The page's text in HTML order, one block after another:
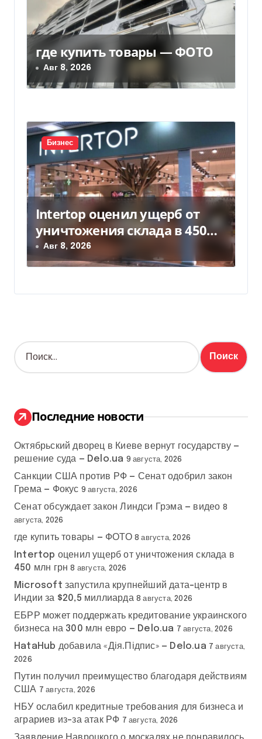
где купить товары — ФОТО
Авг 8, 2026
Бизнес
Intertop оценил ущерб от
уничтожения склада в 450
млн грн
Авг 8, 2026
Н
а
:
Последние новости
Октябрьский дворец в Киеве вернут государству —
решение суда — Delo.ua 9 августа, 2026
Санкции США против РФ — Сенат одобрил закон
Грема — Фокус 9 августа, 2026
Сенат обсуждает закон Линдси Грэма — видео 8
августа, 2026
где купить товары — ФОТО 8 августа, 2026
Intertop оценил ущерб от уничтожения склада в
450 млн грн 8 августа, 2026
Microsoft запустила крупнейший дата-центр в
Индии за $20,5 миллиарда 8 августа, 2026
ЕБРР может поддержать кредитование украинского
бизнеса на 300 млн евро — Delo.ua 7 августа, 2026
HataHub добавила «Дія.Підпис» — Delo.ua 7 августа,
2026
Путин получил преимущество благодаря действиям
США 7 августа, 2026
НБУ ослабил кредитные требования для бизнеса и
аграриев из-за атак РФ 7 августа, 2026